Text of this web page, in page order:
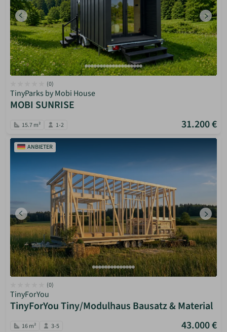
(0)
TinyParks by Mobi House
MOBI SUNRISE
15.7 m² 1-2 31.200 €
ANBIETER
(0)
TinyForYou
TinyForYou Tiny/Modulhaus Bausatz & Material
16 m² 3-5 43.000 €